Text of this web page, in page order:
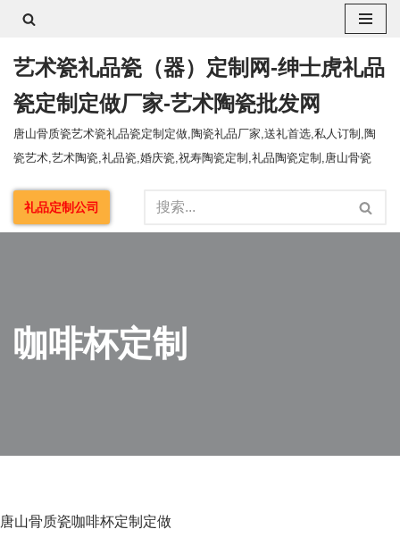
至
正
艺术瓷礼品瓷（器）定制网-绅士虎礼品
瓷定制定做厂家-艺术陶瓷批发网
唐山骨质瓷艺术瓷礼品瓷定制定做,陶瓷礼品厂家,送礼首选,私人订制,陶
瓷艺术,艺术陶瓷,礼品瓷,婚庆瓷,祝寿陶瓷定制,礼品陶瓷定制,唐山骨瓷
礼品定制公司
咖啡杯定制
唐山骨质瓷咖啡杯定制定做